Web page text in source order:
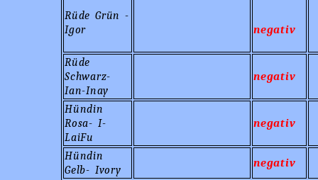
Rüde Grün -
Igor
negativ
Rüde
Schwarz-
Ian-Inay
negativ
Hündin
Rosa- I-
LaiFu
negativ
Hündin
Gelb- Ivory
negativ